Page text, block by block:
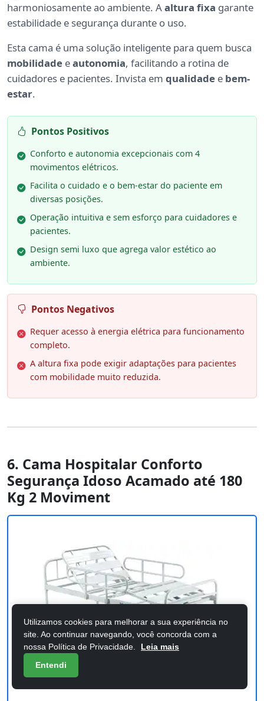
harmoniosamente ao ambiente. Aaltura fixa garante
estabilidade e segurança durante o uso.
Esta cama é uma solução inteligente para quem busca
mobilidade eautonomia, facilitando a rotina de
cuidadores e pacientes. Invista em qualidade e bem-
estar.
Pontos Positivos
Conforto e autonomia excepcionais com 4
movimentos elétricos.
Facilita o cuidado e o bem-estar do paciente em
diversas posições.
Operação intuitiva e sem esforço para cuidadores e
pacientes.
Design semi luxo que agrega valor estético ao
ambiente.
Pontos Negativos
Requer acesso à energia elétrica para funcionamento
completo.
A altura fixa pode exigir adaptações para pacientes
com mobilidade muito reduzida.
6. Cama Hospitalar Conforto
Segurança Idoso Acamado até 180
Kg 2 Moviment
Utilizamos cookies para melhorar a sua experiência no
site. Ao continuar navegando, você concorda com a
nossa Política de Privacidade.
Leia mais
Entendi